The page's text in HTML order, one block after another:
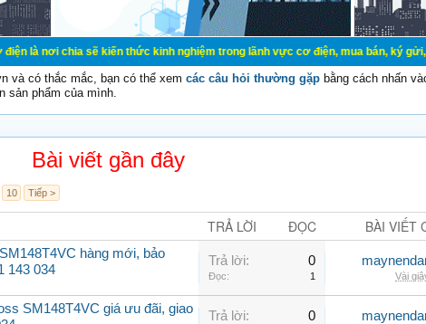
sẽ kiến thức kinh nghiệm trong lãnh vực cơ điện, mua bán, ký gửi, cho
và có thắc mắc, bạn có thể xem các câu hỏi thường gặp bằng cách nhấn
sản phẩm của mình.
Bài viết gần đây
10 Tiếp >
TRẢ LỜI ĐỌC BÀI VIẾT
hàng mới, bảo
143 034
Trả lời: 0
Đọc: 1 Vài
SM148T4VC giá ưu đãi, giao
Trả lời: 0